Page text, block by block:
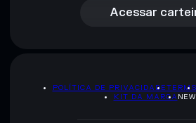
Acessar
POLÍTICA DE PRIVACIDADETERMS
KIT DA MARCA